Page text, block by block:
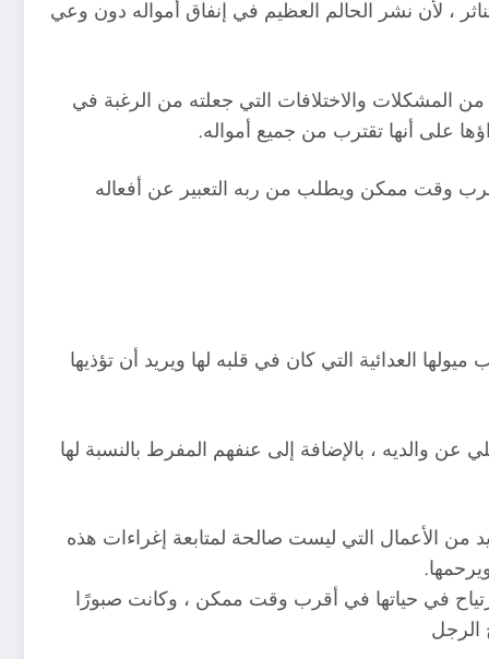
، لأن نشر الحالم العظيم في إنفاق أمواله دون وعي
والاختلافات التي جعلته من الرغبة في
على أنها تقترب من جميع أمواله.
وقت ممكن ويطلب من ربه التعبير عن أفعاله
العدائية التي كان في قلبه لها ويريد أن تؤذيها
والديه ، بالإضافة إلى عنفهم المفرط بالنسبة لها
من الأعمال التي ليست صالحة لمتابعة إغراءات هذه
في حياتها في أقرب وقت ممكن ، وكانت صبورًا
الرجل